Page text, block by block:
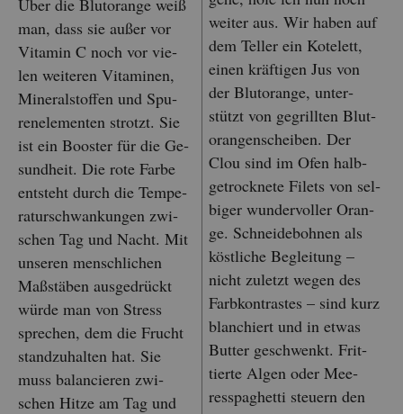
Über die Blut­oran­ge weiß
man, dass sie außer vor
Vit­amin C noch vor vie­
len wei­te­ren Vit­ami­nen,
Mi­ne­ral­stof­fen und Spu­
ren­ele­men­ten strotzt. Sie
ist ein Boos­ter für die Ge­
sund­heit. Die rote Farbe
ent­steht durch die Tem­pe­
ra­tur­schwan­kun­gen zwi­
schen Tag und Nacht. Mit
un­se­ren mensch­li­chen
Maß­stä­ben aus­ge­drückt
würde man von Stress
spre­chen, dem die Frucht
stand­zu­hal­ten hat. Sie
muss ba­lan­cie­ren zwi­
schen Hitze am Tag und
wei­ter aus. Wir haben auf
dem Tel­ler ein Ko­te­lett,
einen kräf­ti­gen Jus von
der Blut­oran­ge, un­ter­
stützt von ge­grill­ten Blut­
oran­gen­schei­ben. Der
Clou sind im Ofen halb­
ge­trock­ne­te Fi­lets von sel­
bi­ger wun­der­vol­ler Oran­
ge. Schnei­de­boh­nen als
köst­li­che Be­glei­tung –
nicht zu­letzt wegen des
Farb­kon­tras­tes – sind kurz
blan­chiert und in etwas
But­ter ge­schwenkt. Frit­
tier­te Algen oder Mee­
ress­pa­ghet­ti steu­ern den